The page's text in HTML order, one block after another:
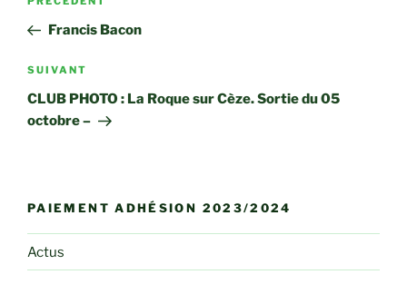
l’article
précédent
Francis Bacon
Article
suivant
SUIVANT
CLUB PHOTO : La Roque sur Cèze. Sortie du 05
octobre –
PAIEMENT ADHÉSION 2023/2024
Actus